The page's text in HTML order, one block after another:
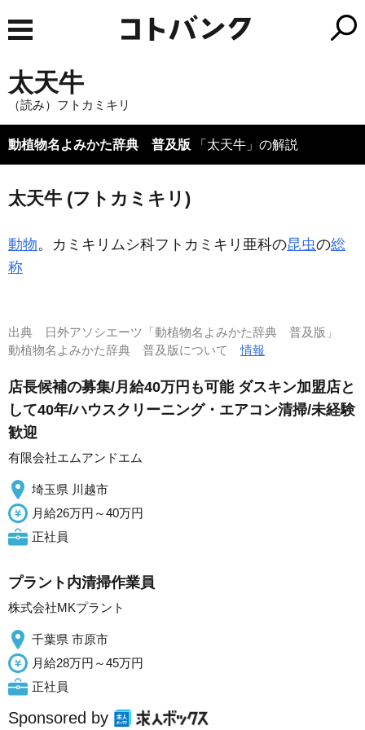
太天牛
（読み）フトカミキリ
動植物名よみかた辞典 普及版 「太天牛」の解説
太天牛 (フトカミキリ)
動物。カミキリムシ科フトカミキリ亜科の昆虫の総
称
出典
日外アソシエーツ「動植物名よみかた辞典 普及版」
動植物名よみかた辞典 普及版について情報
店長候補の募集/月給40万円も可能 ダスキン加盟店と
して40年/ハウスクリーニング・エアコン清掃/未経験
歓迎
有限会社エムアンドエム
埼玉県 川越市
月給26万円～40万円
正社員
プラント内清掃作業員
株式会社MKプラント
千葉県 市原市
月給28万円～45万円
正社員
Sponsored by